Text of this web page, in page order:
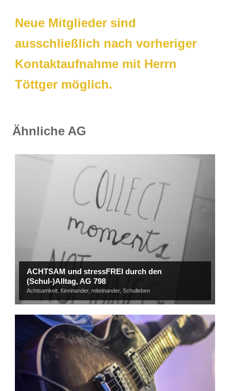
Neue Mitglieder sind
ausschließlich nach vorheriger
Kontaktaufnahme mit Herrn
Töttger möglich.
Ähnliche AG
ACHTSAM und stressFREI durch den
(Schul-)Alltag, AG 798
Achtsamkeit füreinander, miteinander, Schulleben